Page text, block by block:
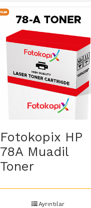
Fotokopix HP
78A Muadil
Toner
Ayrıntılar